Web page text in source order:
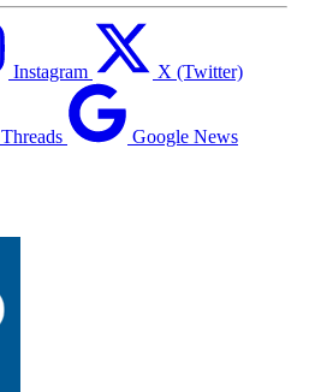
Instagram X (Twitter)
Threads Google News